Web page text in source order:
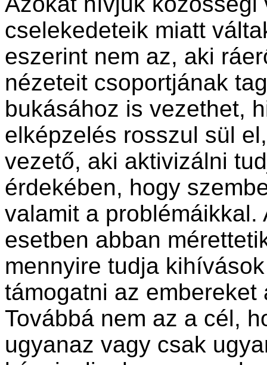
cselekedeteik miatt
eszerint nem az, aki
nézeteit csoportjának
bukásához is vezethet,
elképzelés rosszul sül
vezető, aki aktivizálni
érdekében, hogy
valamit a
esetben abban
mennyire tudja
támogatni az
Továbbá nem az a cél,
ugyanaz vagy csak